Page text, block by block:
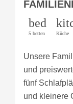
bed
5 betten Küche
Unsere
und
fünf
und kleinere